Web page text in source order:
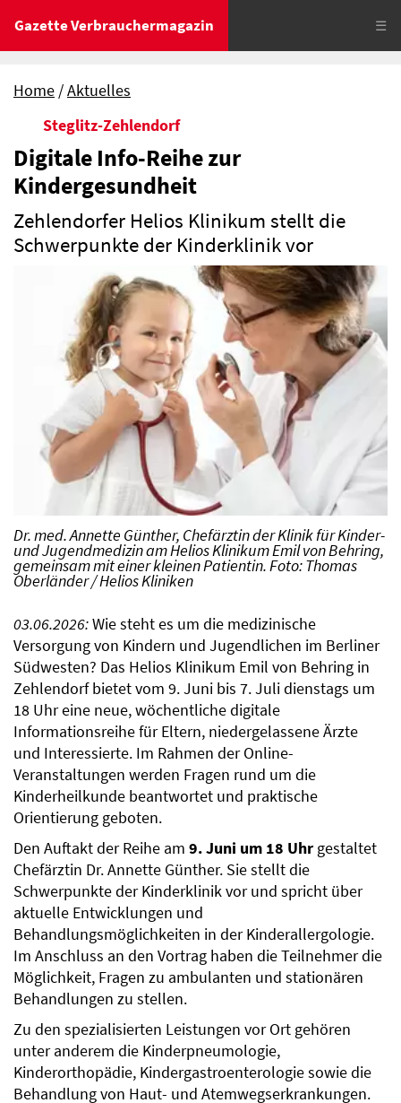
Gazette Verbrauchermagazin ☰
Home
Aktuelles
Steglitz-Zehlendorf
Digitale Info-Reihe zur
Kindergesundheit
Zehlendorfer Helios Klinikum stellt die
Schwerpunkte der Kinderklinik vor
Dr. med. Annette Günther, Chefärztin der Klinik für Kinder-
und Jugendmedizin am Helios Klinikum Emil von Behring,
gemeinsam mit einer kleinen Patientin. Foto: Thomas
Oberländer / Helios Kliniken
03.06.2026:Wie steht es um die medizinische
Versorgung von Kindern und Jugendlichen im Berliner
Südwesten? Das Helios Klinikum Emil von Behring in
Zehlendorf bietet vom 9. Juni bis 7. Juli dienstags um
18 Uhr eine neue, wöchentliche digitale
Informationsreihe für Eltern, niedergelassene Ärzte
und Interessierte. Im Rahmen der Online-
Veranstaltungen werden Fragen rund um die
Kinderheilkunde beantwortet und praktische
Orientierung geboten.
Den Auftakt der Reihe am 9. Juni um 18 Uhr gestaltet
Chefärztin Dr. Annette Günther. Sie stellt die
Schwerpunkte der Kinderklinik vor und spricht über
aktuelle Entwicklungen und
Behandlungsmöglichkeiten in der Kinderallergologie.
Im Anschluss an den Vortrag haben die Teilnehmer die
Möglichkeit, Fragen zu ambulanten und stationären
Behandlungen zu stellen.
Zu den spezialisierten Leistungen vor Ort gehören
unter anderem die Kinderpneumologie,
Kinderorthopädie, Kindergastroenterologie sowie die
Behandlung von Haut- und Atemwegserkrankungen.